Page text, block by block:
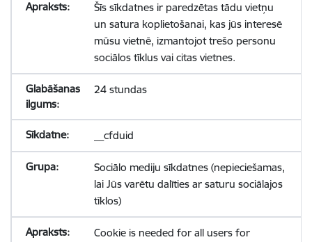
Šīs sīkdatnes ir paredzētas tādu vietņu
un satura koplietošanai, kas jūs interesē
mūsu vietnē, izmantojot trešo personu
sociālos tīklus vai citas vietnes.
24 stundas
__cfduid
Sociālo mediju sīkdatnes (nepieciešamas,
lai Jūs varētu dalīties ar saturu sociālajos
tīklos)
Cookie is needed for all users for